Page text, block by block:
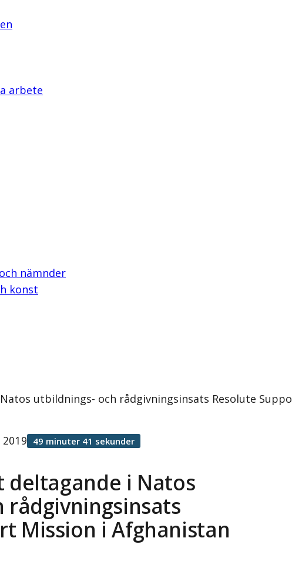
arbete
nämnder
konst
utbildnings- och rådgivningsinsats Resolute
deltagande i Natos
rådgivningsinsats
Mission i Afghanistan
49 minuter 41 sekunder